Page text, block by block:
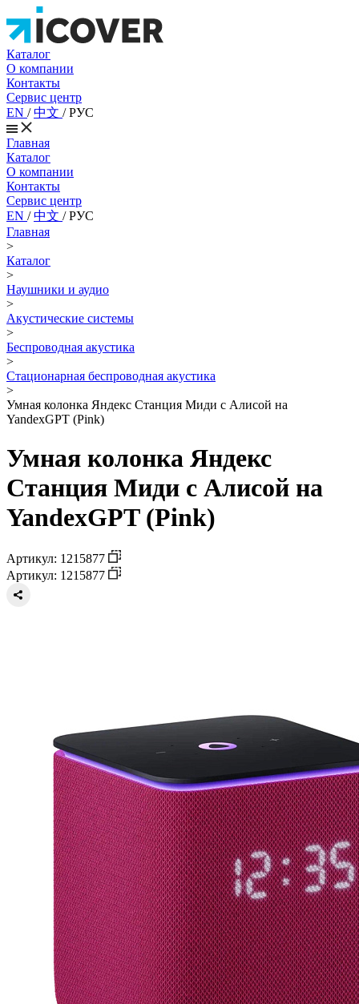
Каталог
О компании
Контакты
Сервис центр
EN /中文 /РУС
Главная
Каталог
О компании
Контакты
Сервис центр
EN /中文 /РУС
Главная
>
Каталог
>
Наушники и аудио
>
Акустические системы
>
Беспроводная акустика
>
Стационарная беспроводная акустика
>
Умная колонка Яндекс Станция Миди с Алисой на
YandexGPT (Pink)
Умная колонка Яндекс
Станция Миди с Алисой на
YandexGPT (Pink)
Артикул: 1215877
Артикул: 1215877